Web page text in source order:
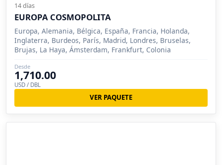
14 días
EUROPA COSMOPOLITA
Europa, Alemania, Bélgica, España, Francia, Holanda,
Inglaterra, Burdeos, París, Madrid, Londres, Bruselas,
Brujas, La Haya, Ámsterdam, Frankfurt, Colonia
Desde
1,710.00
USD / DBL
VER PAQUETE